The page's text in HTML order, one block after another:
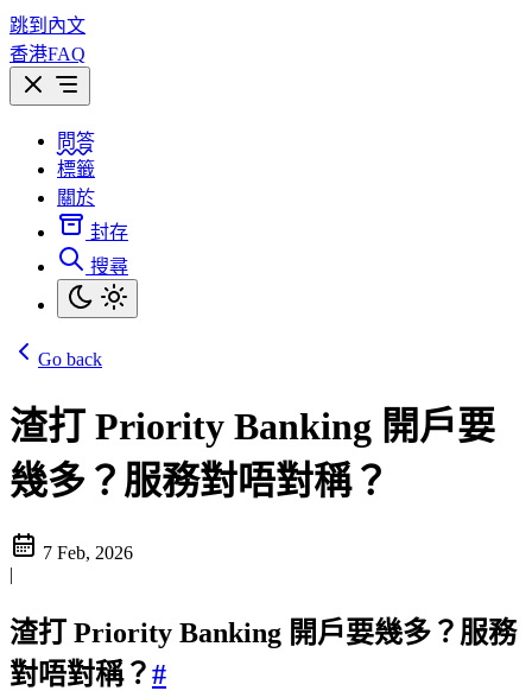
跳到內文
香港FAQ
問答
標籤
關於
封存
搜尋
Go back
渣打 Priority Banking 開戶要
幾多？服務對唔對稱？
7 Feb, 2026
|
渣打 Priority Banking 開戶要幾多？服務
對唔對稱？#